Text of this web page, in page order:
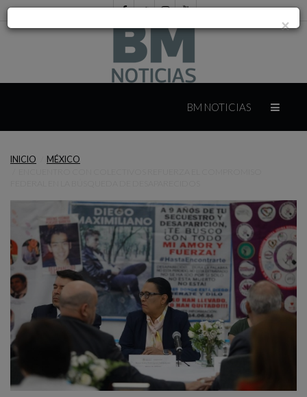
YUCATÁN
CAMPECHE
QUINTANA
ROO
DEPORTES
BM NOTICIAS
INICIO
MÉXICO
×